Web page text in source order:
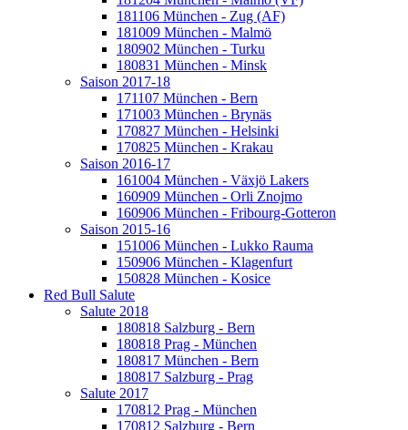
181106 München - Zug (AF)
181009 München - Malmö
180902 München - Turku
180831 München - Minsk
Saison 2017-18
171107 München - Bern
171003 München - Brynäs
170827 München - Helsinki
170825 München - Krakau
Saison 2016-17
161004 München - Växjö Lakers
160909 München - Orli Znojmo
160906 München - Fribourg-Gotteron
Saison 2015-16
151006 München - Lukko Rauma
150906 München - Klagenfurt
150828 München - Kosice
Red Bull Salute
Salute 2018
180818 Salzburg - Bern
180818 Prag - München
180817 München - Bern
180817 Salzburg - Prag
Salute 2017
170812 Prag - München
170812 Salzburg - Bern